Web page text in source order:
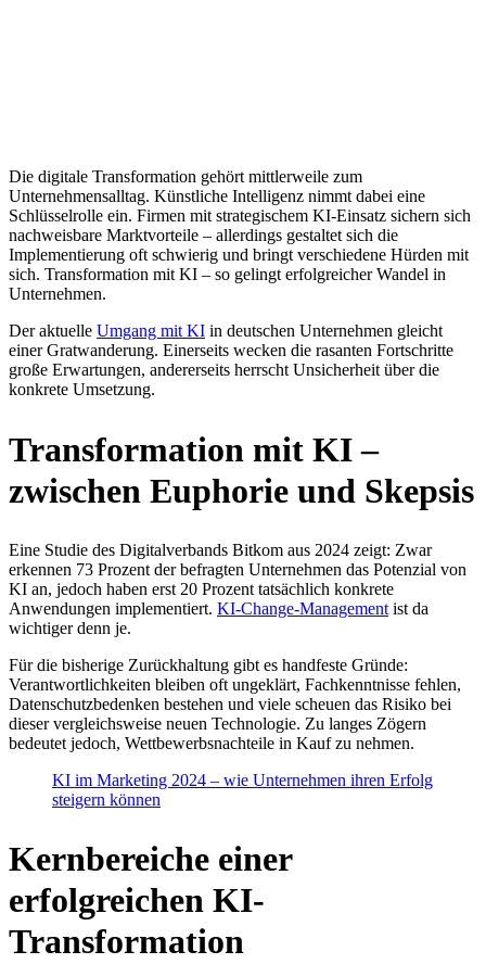
Die digitale Transformation gehört mittlerweile zum
Unternehmensalltag. Künstliche Intelligenz nimmt dabei eine
Schlüsselrolle ein. Firmen mit strategischem KI-Einsatz sichern sich
nachweisbare Marktvorteile – allerdings gestaltet sich die
Implementierung oft schwierig und bringt verschiedene Hürden mit
sich. Transformation mit KI – so gelingt erfolgreicher Wandel in
Unternehmen.
Der aktuelle Umgang mit KI in deutschen Unternehmen gleicht
einer Gratwanderung. Einerseits wecken die rasanten Fortschritte
große Erwartungen, andererseits herrscht Unsicherheit über die
konkrete Umsetzung.
Transformation mit KI –
zwischen Euphorie und Skepsis
Eine Studie des Digitalverbands Bitkom aus 2024 zeigt: Zwar
erkennen 73 Prozent der befragten Unternehmen das Potenzial von
KI an, jedoch haben erst 20 Prozent tatsächlich konkrete
Anwendungen implementiert. KI-Change-Management ist da
wichtiger denn je.
Für die bisherige Zurückhaltung gibt es handfeste Gründe:
Verantwortlichkeiten bleiben oft ungeklärt, Fachkenntnisse fehlen,
Datenschutzbedenken bestehen und viele scheuen das Risiko bei
dieser vergleichsweise neuen Technologie. Zu langes Zögern
bedeutet jedoch, Wettbewerbsnachteile in Kauf zu nehmen.
KI im Marketing 2024 – wie Unternehmen ihren Erfolg
steigern können
Kernbereiche einer
erfolgreichen KI-
Transformation